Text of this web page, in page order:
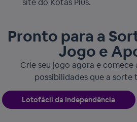
site do Kotas Plus.
Pronto para a
Jogo e
Crie seu jogo agora e comece
possibilidades que a sorte
Lotofácil da Independência